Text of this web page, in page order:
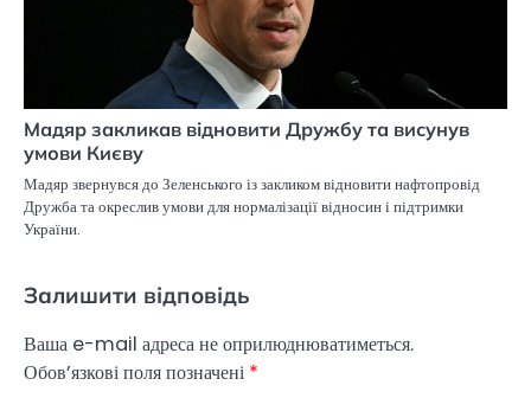
Мадяр закликав відновити Дружбу та висунув
умови Києву
Мадяр звернувся до Зеленського із закликом відновити нафтопровід
Дружба та окреслив умови для нормалізації відносин і підтримки
України.
Залишити відповідь
Ваша e-mail адреса не оприлюднюватиметься.
Обов’язкові поля позначені *